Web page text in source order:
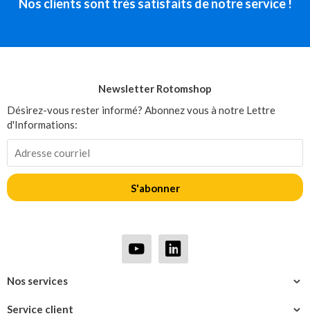
Nos clients sont très satisfaits de notre service !
Service client
Nos services
Newsletter Rotomshop
Désirez-vous rester informé? Abonnez vous à notre Lettre
d'Informations:
S'abonner